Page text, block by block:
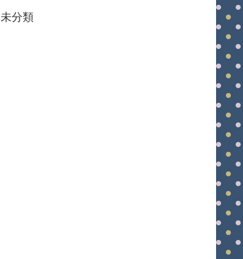
未分類